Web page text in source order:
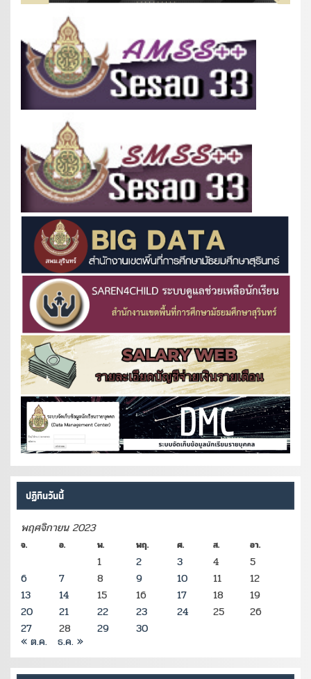
ปฏิทินวันนี้
พฤศจิกายน 2023
จ. อ. พ. พฤ. ศ. ส. อา.
1 2 3 4
5
6
7 8 9 10 11
12
13
14 15 16 17 18
19
20
21 22 23 24 25
26
27
28 29 30
« ต.ค. ธ.ค. »